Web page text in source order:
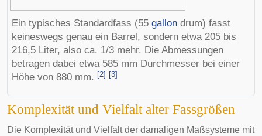
Ein typisches Standardfass (55 gallon drum) fasst
keineswegs genau ein Barrel, sondern etwa 205 bis
216,5 Liter, also ca. 1/3 mehr. Die Abmessungen
betragen dabei etwa 585 mm Durchmesser bei einer
Höhe von 880 mm. [2] [3]
Komplexität und Vielfalt alter Fassgrößen
Die Komplexität und Vielfalt der damaligen Maßsysteme mit